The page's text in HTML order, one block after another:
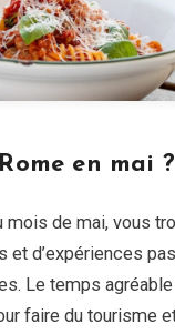
en mai ?
mois de mai, vous
et d’expériences
Le temps
faire du tourisme